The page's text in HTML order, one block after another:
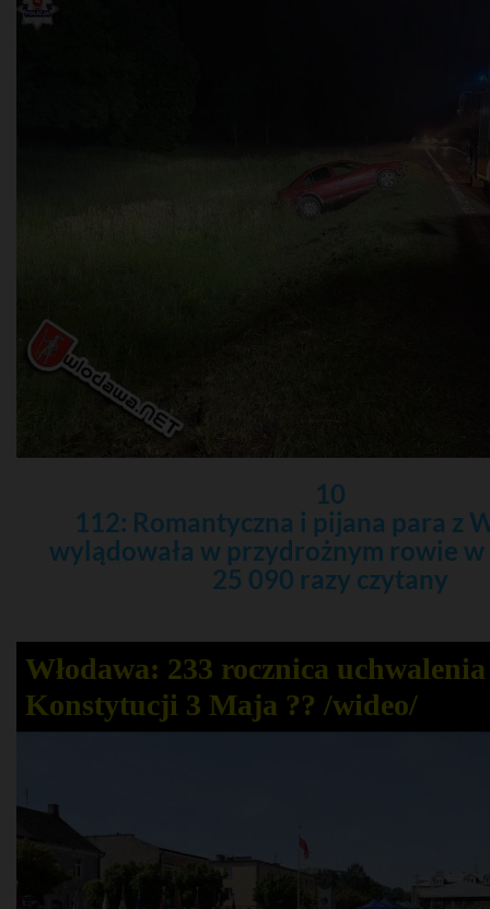
10
112: Romantyczna i pijana para z
wylądowała w przydrożnym rowie w
25 090 razy czytany
Włodawa: 233 rocznica uchwalenia
Konstytucji 3 Maja ?? /wideo/